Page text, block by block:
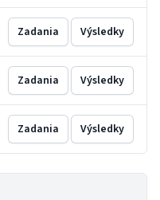
Zadania Výsledky
Zadania Výsledky
Zadania Výsledky